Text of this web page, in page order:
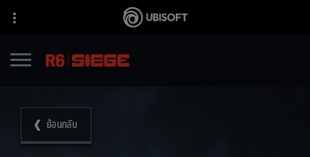
ย้อนกลับ